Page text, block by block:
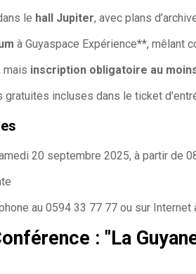
le hall Jupiter, avec plans
à Guyaspace Expérience**, mêlant
mais inscription obligatoire au
gratuites incluses dans le ticket
20 septembre 2025, à partir de
au 0594 33 77 77 ou sur
: "La